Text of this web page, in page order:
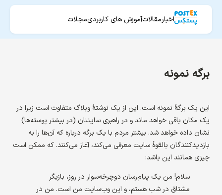
اخبارمقالاتآموزش های کاربردیمجلات
برگه نمونه
این یک برگهٔ نمونه است. این از یک نوشتهٔ وبلاگ متفاوت است زیرا در
یک مکان باقی خواهد ماند و در راهبری سایتتان (در بیشتر پوسته‌ها)
نشان داده خواهد شد. بیشتر مردم با یک برگه درباره که آن‌ها را به
بازدیدکنندگان بالقوهٔ سایت معرفی می‌کند، آغاز می‌کنند. که ممکن است
چیزی همانند این باشد:
سلام! من یک پیام‌رسان دوچرخه‌سوار در روز، بازیگر
مشتاق در شب هستم، و این وب‌سایت من است. من در